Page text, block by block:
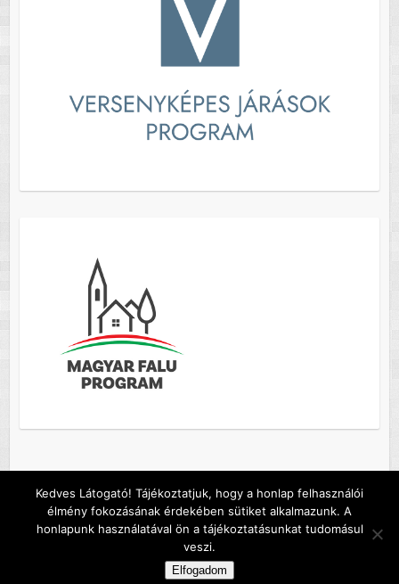
Copyright © 2026Szőc község honlapja . A sablont készítette:Colorlib
Működteti:WordPress
Default footer text
Kedves Látogató! Tájékoztatjuk, hogy a honlap felhasználói
élmény fokozásának érdekében sütiket alkalmazunk. A
honlapunk használatával ön a tájékoztatásunkat tudomásul
veszi.
Elfogadom